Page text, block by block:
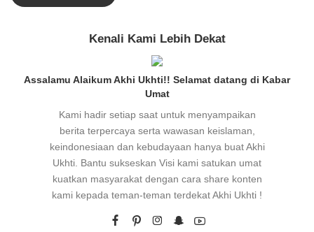
Kenali Kami Lebih Dekat
Assalamu Alaikum Akhi Ukhti!! Selamat datang di Kabar
Umat
Kami hadir setiap saat untuk menyampaikan
berita terpercaya serta wawasan keislaman,
keindonesiaan dan kebudayaan hanya buat Akhi
Ukhti. Bantu sukseskan Visi kami satukan umat
kuatkan masyarakat dengan cara share konten
kami kepada teman-teman terdekat Akhi Ukhti !